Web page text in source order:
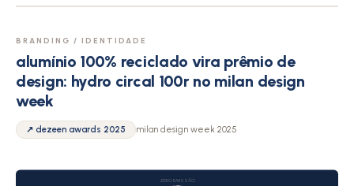
BRANDING / IDENTIDADE
alumínio 100% reciclado vira prêmio de
design: hydro circal 100r no milan design
week
↗ dezeen awards 2025 milan design week 2025
ZERO EMISSÃO